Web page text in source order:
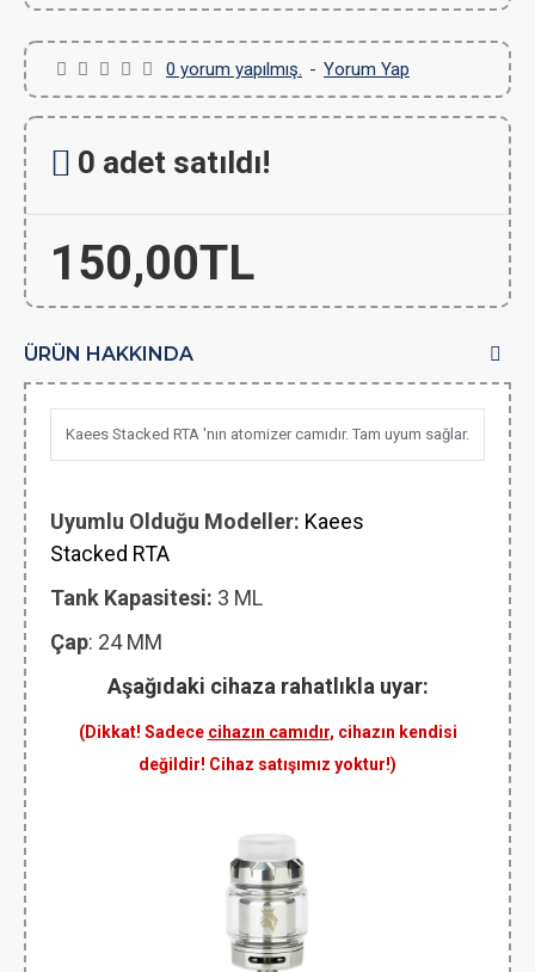
0 yorum yapılmış. - Yorum Yap
150,00TL
0 adet satıldı!
ÜRÜN HAKKINDA
Kaees Stacked RTA 'nın atomizer camıdır. Tam uyum sağlar.
Uyumlu Olduğu Modeller: Kaees
Stacked RTA
Tank Kapasitesi: 3 ML
Çap: 24 MM
Aşağıdaki cihaza rahatlıkla uyar:
(Dikkat! Sadece cihazın camıdır, cihazın kendisi
değildir! Cihaz satışımız yoktur!)